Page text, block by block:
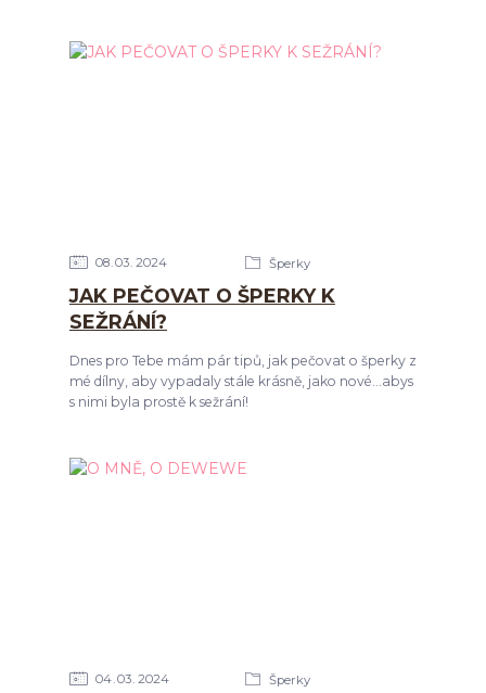
08 03 2024 Šperky
JAK PEČOVAT O ŠPERKY K
SEŽRÁNÍ?
Dnes pro Tebe mám pár tipů, jak pečovat o šperky z
mé dílny, aby vypadaly stále krásně, jako nové...abys
s nimi byla prostě k sežrání!
04 03 2024 Šperky